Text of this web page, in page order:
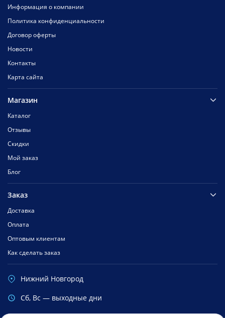
Информация о компании
Политика конфиденциальности
Договор оферты
Новости
Контакты
Карта сайта
Магазин
Каталог
Отзывы
Скидки
Мой заказ
Блог
Заказ
Доставка
Оплата
Оптовым клиентам
Как сделать заказ
Нижний Новгород
Cб, Вс — выходные дни